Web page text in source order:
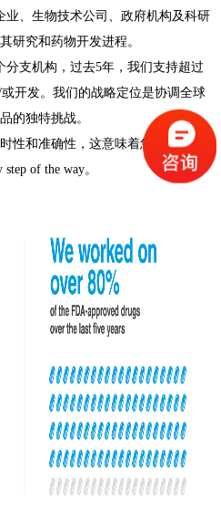
业、生物技术公司、政府机构及科研
研究和药物开发进程。
分支机构，过去5年，我们支持超过
开发。我们的战略定位是协调全球
的独特挑战。
性和准确性，这意味着您可以依靠
of the way。